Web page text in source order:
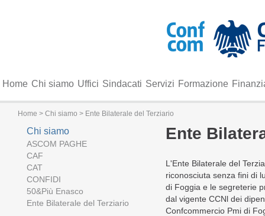
Home Chi siamo Uffici Sindacati Servizi Formazione
Home > Chi siamo > Ente Bilaterale del Terziario
Chi siamo
ASCOM PAGHE
CAF
CAT
CONFIDI
50&Più Enasco
Ente Bilaterale del Terziario
Ente
L'Ente Bilaterale del
riconosciuta senza fini di
di Foggia e le segreterie
dal vigente CCNl dei
Confcommercio Pmi di